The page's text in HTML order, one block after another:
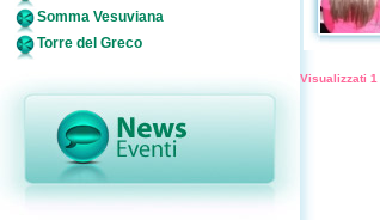
Somma Vesuviana
Torre del Greco
Visualizzati 1